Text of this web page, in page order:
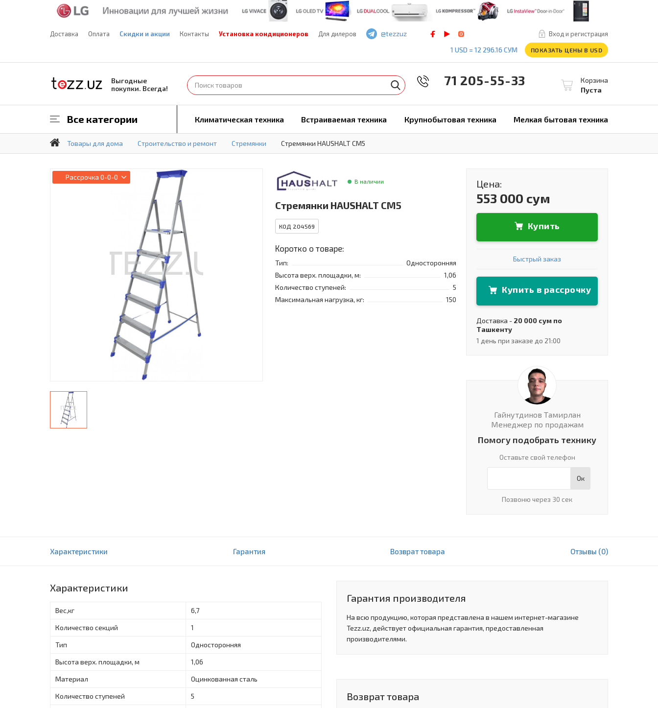
Доставка Оплата Скидки и акции Контакты Установка кондиционеров Для дилеров Вход и регистрация
@tezzuz
1 USD = 12 296.16 СУМ
ПОКАЗАТЬ ЦЕНЫ В USD
Выгодные
покупки. Всегда!
Корзина
Пуста
71 205-55-33
Все категории Климатическая техника Встраиваемая техника Крупнобытовая техника Мелкая бытовая техника
Товары для дома Строительство и ремонт Стремянки Стремянки HAUSHALT СМ5
Рассрочка 0-0-0
В наличии
Стремянки HAUSHALT СМ5
КОД 204569
Коротко о товаре:
Тип:
Односторонняя
Высота верх. площадки, м:
1,06
Количество ступеней:
5
Максимальная нагрузка, кг:
150
Цена:
553 000 сум
Купить
Быстрый заказ
Купить в рассрочку
Доставка - 20 000 сум по
Ташкенту
1 день при заказе до 21:00
Гайнутдинов Тамирлан
Менеджер по продажам
Помогу подобрать технику
Оставьте свой телефон
Ок
Позвоню через 30 сек
В корзину
Характеристики Гарантия Возврат товара Отзывы (0)
Характеристики
Вес,кг 6,7
Количество секций 1
Тип Односторонняя
Высота верх. площадки, м 1,06
Материал Оцинкованная сталь
Количество ступеней 5
Гарантия производителя
На всю продукцию, которая представлена в нашем интернет-магазине
Tezz.uz, действует официальная гарантия, предоставленная
производителями.
Возврат товара